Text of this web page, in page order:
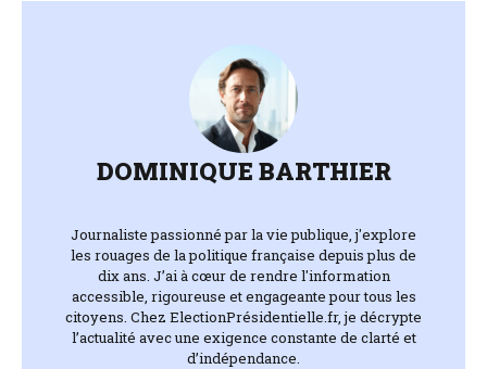
DOMINIQUE BARTHIER
Journaliste passionné par la vie publique, j'explore
les rouages de la politique française depuis plus de
dix ans. J’ai à cœur de rendre l'information
accessible, rigoureuse et engageante pour tous les
citoyens. Chez ElectionPrésidentielle.fr, je décrypte
l’actualité avec une exigence constante de clarté et
d’indépendance.